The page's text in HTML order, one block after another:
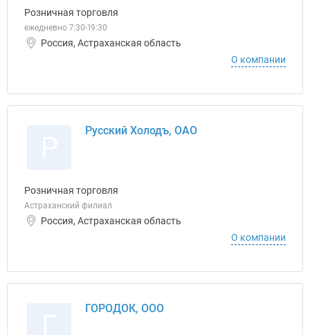
Розничная торговля
ежедневно 7:30-19:30
Россия, Астраханская область
О компании
Русский Холодъ, ОАО
Розничная торговля
Астраханский филиал
Россия, Астраханская область
О компании
ГОРОДОК, ООО